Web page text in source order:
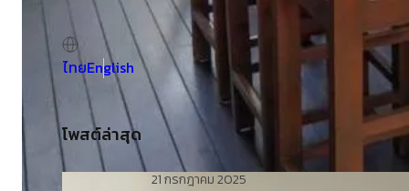
English
ไทย
โพสต์ล่าสุด
21 กรกฎาคม 2025